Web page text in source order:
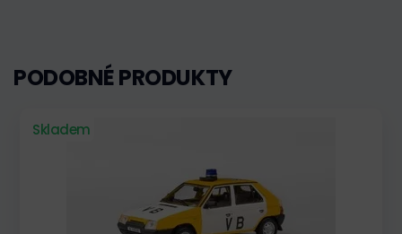
PODOBNÉ PRODUKTY
Skladem